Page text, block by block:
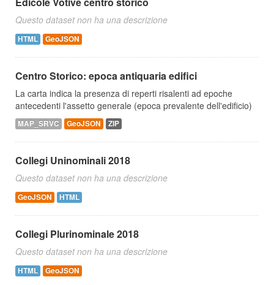
Questo dataset non ha una descrizione
HTML GeoJSON
Centro Storico: epoca antiquaria edifici
La carta indica la presenza di reperti risalenti ad epoche
antecedenti l'assetto generale (epoca prevalente dell'edificio)
MAP_SRVC GeoJSON ZIP
Collegi Uninominali 2018
Questo dataset non ha una descrizione
GeoJSON HTML
Collegi Plurinominale 2018
Questo dataset non ha una descrizione
HTML GeoJSON